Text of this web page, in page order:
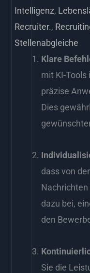
Intelligenz,
Recruiter.,
Stellenabgleiche
Klare
mit KI-Tools
präzise
Dies
dass von der
dazu bei,
den
Sie die